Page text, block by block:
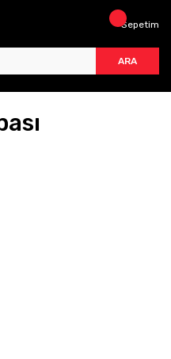
ARA
Sepetim